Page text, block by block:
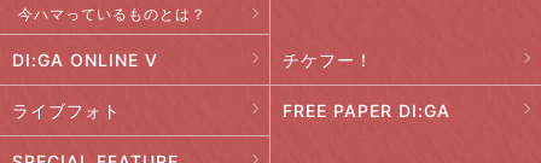
今ハマっているものとは？
DI:GA ONLINE V チケフー！
ライブフォト FREE PAPER DI:GA